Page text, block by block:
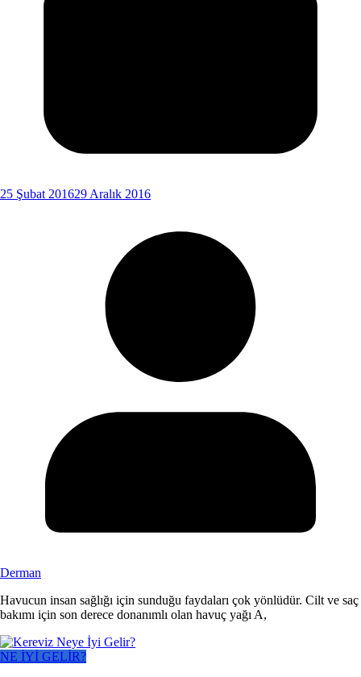
25 Şubat 201629 Aralık 2016
Derman
Havucun insan sağlığı için sunduğu faydaları çok yönlüdür. Cilt ve saç
bakımı için son derece donanımlı olan havuç yağı A,
NE İYİ GELİR?